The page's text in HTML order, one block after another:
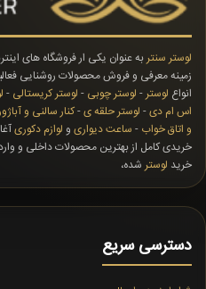
لوستر سنتر به عنوان یکی ار فروشگاه های
زمینه معرفی و فروش محصولات روشنایی
انواع لوستر - لوستر چوبی - لوستر کریستالی -
اس ام دی- لوستر حلقه ی-کنار سالنی و
و اتاق خواب - ساعت دیواری و لوازم دکوری
خریدی کامل از بهترین محصولات داخلی و
خرید لوستر شده،
دسترسی سریع